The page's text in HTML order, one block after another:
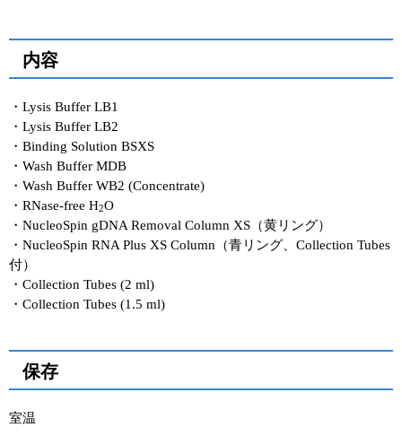
内容
・Lysis Buffer LB1
・Lysis Buffer LB2
・Binding Solution BSXS
・Wash Buffer MDB
・Wash Buffer WB2 (Concentrate)
・RNase-free H2O
・NucleoSpin gDNA Removal Column XS（黄リング）
・NucleoSpin RNA Plus XS Column（青リング、Collection Tubes
付）
・Collection Tubes (2 ml)
・Collection Tubes (1.5 ml)
保存
室温